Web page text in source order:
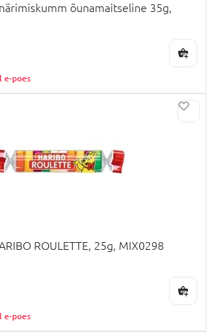
õunamaitseline 35g,
e-poes
ROULETTE, 25g, MIX0298
e-poes